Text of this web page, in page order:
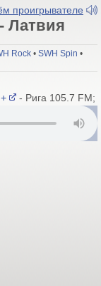
проигрывателе
Латвия
Rock • SWH Spin •
- Рига 105.7 FM;